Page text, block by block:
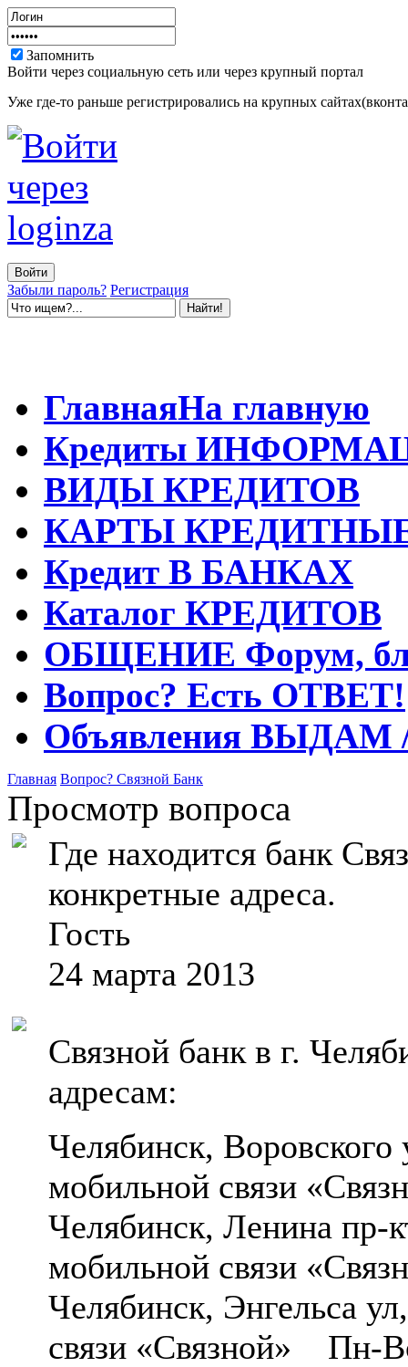
Запомнить
Войти через социальную сеть или через крупный портал
Уже где-то раньше регистрировались на крупных
Забыли пароль? Регистрация
ГлавнаяНа главную
Кредиты
ВИДЫ КРЕДИТОВ
КАРТЫ
Кредит В БАНКАХ
Каталог КРЕДИТОВ
ОБЩЕНИЕ Форум,
Вопрос? Есть ОТВЕТ!
Объявления ВЫДАМ
Главная Вопрос? Связной Банк
Просмотр вопроса
Где находится банк
конкретные адреса.
Гость
24 марта 2013
Связной банк в г.
адресам:
Челябинск,
мобильной связи
Челябинск, Ленина
мобильной связи
Челябинск, Энгельса
связи «Связной» Пн-